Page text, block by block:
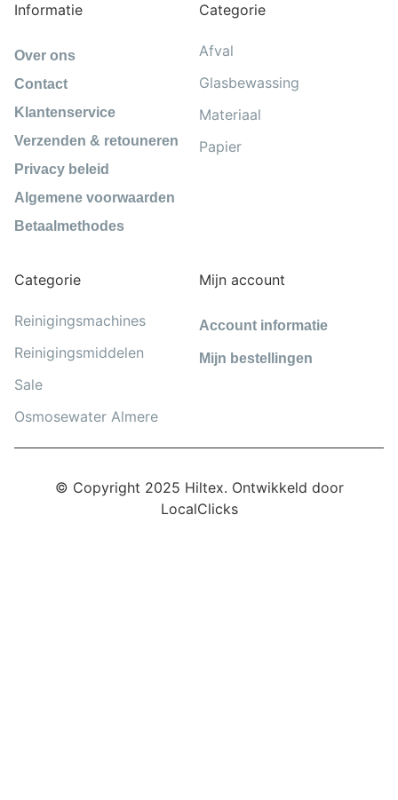
Informatie
Over ons
Contact
Klantenservice
Verzenden & retouneren
Privacy beleid
Algemene voorwaarden
Betaalmethodes
Categorie
Afval
Glasbewassing
Materiaal
Papier
Categorie
Reinigingsmachines
Reinigingsmiddelen
Sale
Osmosewater Almere
Mijn account
Account informatie
Mijn bestellingen
© Copyright 2025 Hiltex. Ontwikkeld door
LocalClicks